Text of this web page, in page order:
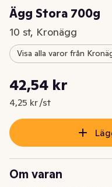
Ägg Stora 700g
10 st, Kronägg
Visa alla varor från
Nuvarande pris är: 42,54
42,54 kr
4,25 kr /st
Styckpris: 4,25 kr /st
Om varan